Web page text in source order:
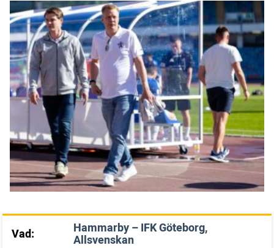
Vad: Hammarby – IFK Göteborg,
Allsvenskan